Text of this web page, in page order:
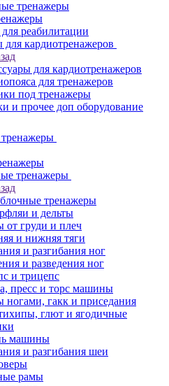
тренажеры
реабилитации
для кардиотренажеров
для кардиотренажеров
для тренажеров
под тренажеры
и прочее доп оборудование
тренажеры
тренажеры
и дельты
груди и плеч
и нижняя тяги
и разгибания ног
и разведения ног
и трицепс
пресс и торс машины
гакк и приседания
глют и ягодичные
машины
и разгибания шеи
рамы